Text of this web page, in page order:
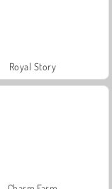
Royal Story